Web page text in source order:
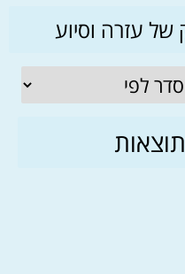
של עזרה וסיוע